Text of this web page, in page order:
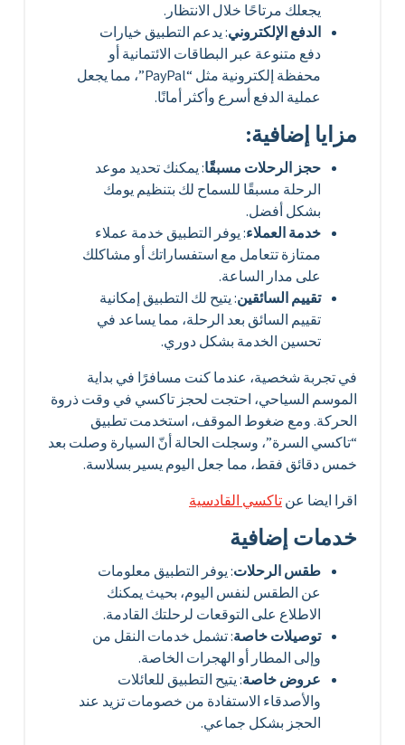
يجعلك مرتاحًا خلال الانتظار.
الدفع الإلكتروني: يدعم التطبيق خيارات
دفع متنوعة عبر البطاقات الائتمانية أو
محفظة إلكترونية مثل “PayPal”، مما يجعل
عملية الدفع أسرع وأكثر أمانًا.
مزايا إضافية:
حجز الرحلات مسبقًا: يمكنك تحديد موعد
الرحلة مسبقًا للسماح لك بتنظيم يومك
بشكل أفضل.
خدمة العملاء: يوفر التطبيق خدمة عملاء
ممتازة تتعامل مع استفساراتك أو مشاكلك
على مدار الساعة.
تقييم السائقين: يتيح لك التطبيق إمكانية
تقييم السائق بعد الرحلة، مما يساعد في
تحسين الخدمة بشكل دوري.
في تجربة شخصية، عندما كنت مسافرًا في بداية
الموسم السياحي، احتجت لحجز تاكسي في وقت ذروة
الحركة. ومع ضغوط الموقف، استخدمت تطبيق
“تاكسي السرة”، وسجلت الحالة أنّ السيارة وصلت بعد
خمس دقائق فقط، مما جعل اليوم يسير بسلاسة.
اقرا ايضا عنتاكسي القادسية
خدمات إضافية
طقس الرحلات: يوفر التطبيق معلومات
عن الطقس لنفس اليوم، بحيث يمكنك
الاطلاع على التوقعات لرحلتك القادمة.
توصيلات خاصة: تشمل خدمات النقل من
وإلى المطار أو الهجرات الخاصة.
عروض خاصة: يتيح التطبيق للعائلات
والأصدقاء الاستفادة من خصومات تزيد عند
الحجز بشكل جماعي.